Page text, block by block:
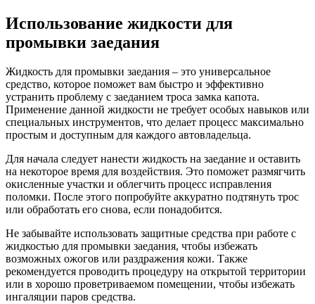
Использование жидкости для
промывки заедания
Жидкость для промывки заедания – это универсальное
средство, которое поможет вам быстро и эффективно
устранить проблему с заеданием троса замка капота.
Применение данной жидкости не требует особых навыков или
специальных инструментов, что делает процесс максимально
простым и доступным для каждого автовладельца.
Для начала следует нанести жидкость на заедание и оставить
на некоторое время для воздействия. Это поможет размягчить
окисленные участки и облегчить процесс исправления
поломки. После этого попробуйте аккуратно подтянуть трос
или обработать его снова, если понадобится.
Не забывайте использовать защитные средства при работе с
жидкостью для промывки заедания, чтобы избежать
возможных ожогов или раздражения кожи. Также
рекомендуется проводить процедуру на открытой территории
или в хорошо проветриваемом помещении, чтобы избежать
ингаляции паров средства.